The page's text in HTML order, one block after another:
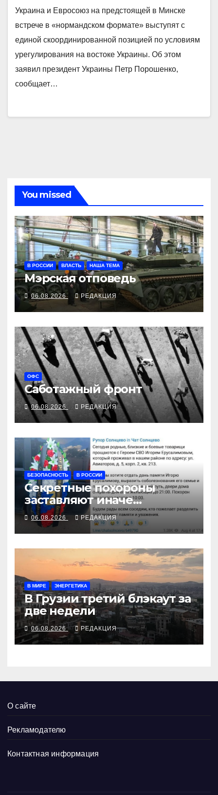
Украина и Евросоюз на предстоящей в Минске
встрече в «нормандском формате» выступят с
единой скоординированной позицией по условиям
урегулирования на востоке Украины. Об этом
заявил президент Украины Петр Порошенко,
сообщает…
You missed
В РОССИИ ВЛАСТЬ НАША ТЕМА
Мэрская отповедь
06.08.2026 РЕДАКЦИЯ
ОФС
Саботажный фронт
06.08.2026 РЕДАКЦИЯ
БЕЗОПАСНОСТЬ В РОССИИ
Секретные похороны
заставляют иначе
взглянуть на взрыв
06.08.2026 РЕДАКЦИЯ
В МИРЕ ЭНЕРГЕТИКА
В Грузии третий блэкаут за
две недели
06.08.2026 РЕДАКЦИЯ
О сайте
Рекламодателю
Контактная информация